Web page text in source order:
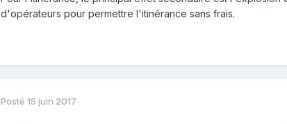
d'opérateurs pour permettre l'itinérance sans frais.
Posté 15 juin 2017